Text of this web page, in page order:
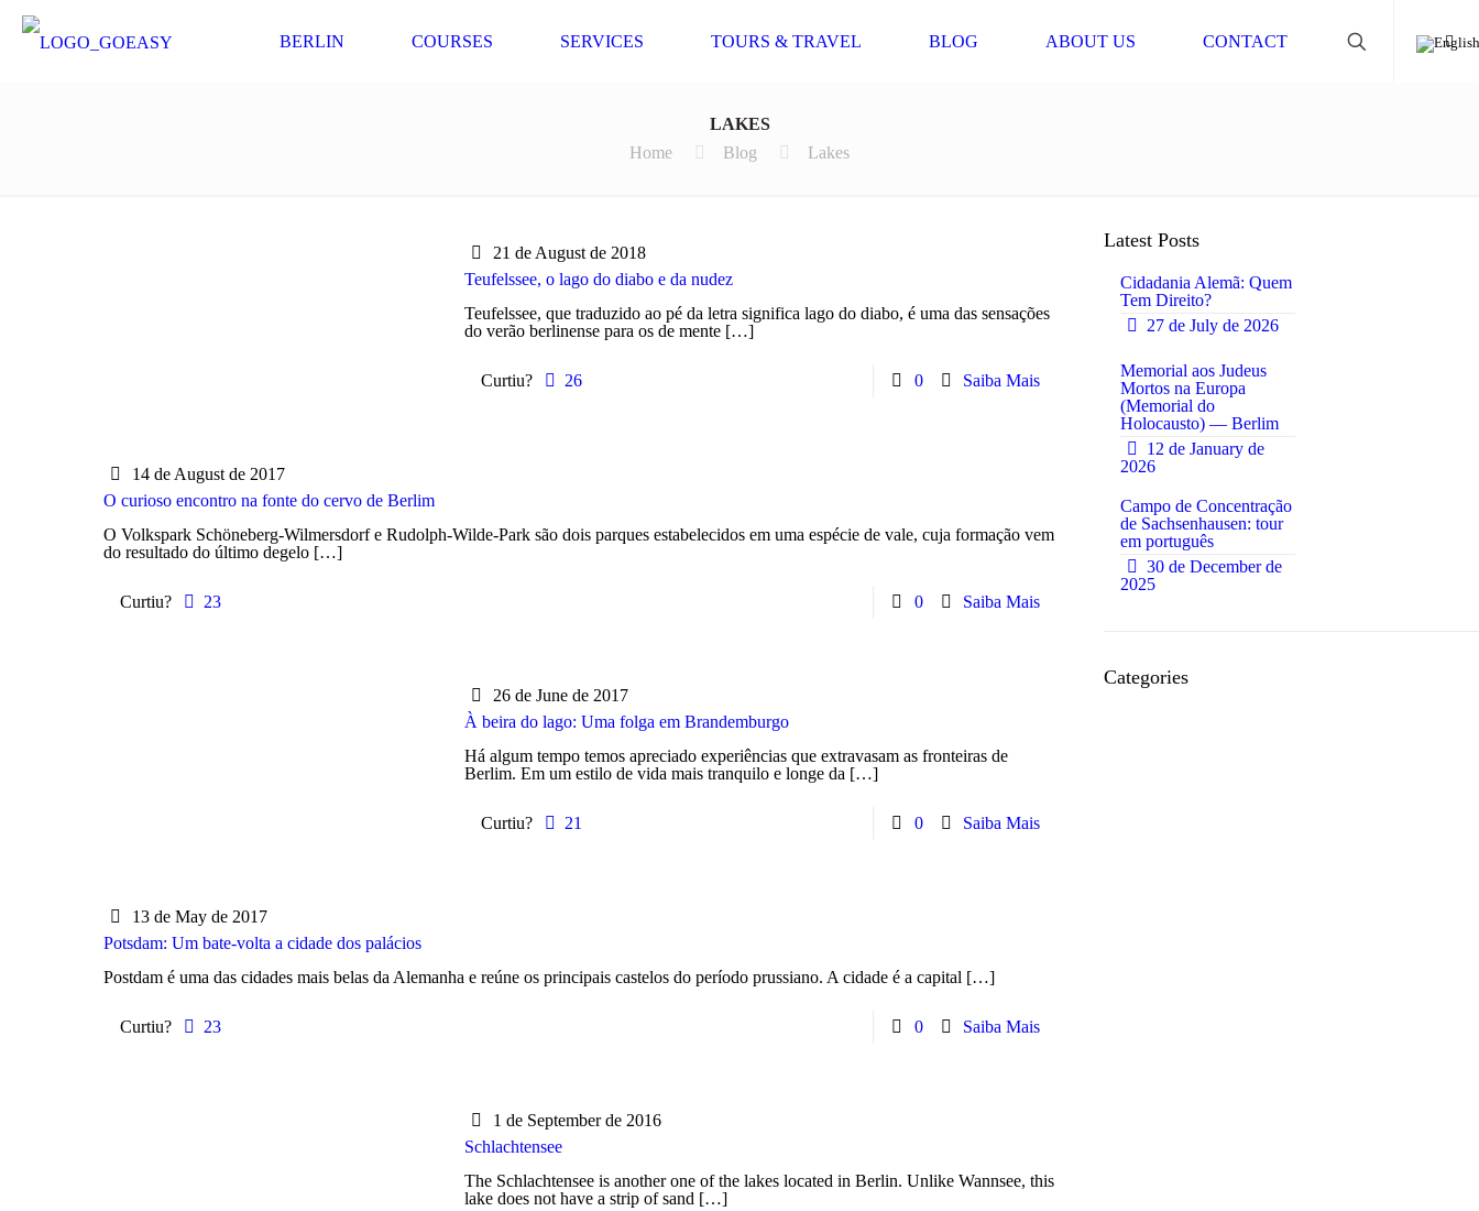
BERLIN COURSES SERVICES TOURS & TRAVEL BLOG ABOUT US CONTACT
LAKES
Home
Blog Lakes
21 de August de 2018
Teufelssee, o lago do diabo e da nudez
Teufelssee, que traduzido ao pé da letra significa lago do diabo, é uma das sensações
do verão berlinense para os de mente[…]
Curtiu? 26 0 Saiba Mais
14 de August de 2017
O curioso encontro na fonte do cervo de Berlim
O Volkspark Schöneberg-Wilmersdorf e Rudolph-Wilde-Park são dois parques estabelecidos em uma espécie de vale, cuja formação vem
do resultado do último degelo […]
Curtiu? 23 0 Saiba Mais
26 de June de 2017
À beira do lago: Uma folga em Brandemburgo
Há algum tempo temos apreciado experiências que extravasam as fronteiras de
Berlim. Em um estilo de vida mais tranquilo e longe da […]
Curtiu? 21 0 Saiba Mais
13 de May de 2017
Potsdam: Um bate-volta a cidade dos palácios
Postdam é uma das cidades mais belas da Alemanha e reúne os principais castelos do período prussiano. A cidade é a capital […]
Curtiu? 23 0 Saiba Mais
1 de September de 2016
Schlachtensee
The Schlachtensee is another one of the lakes located in Berlin. Unlike Wannsee, this
lake does not have a strip of sand […]
Latest Posts
Cidadania Alemã: Quem
Tem Direito?
27 de July de 2026
Memorial aos Judeus
Mortos na Europa
(Memorial do
Holocausto) — Berlim
12 de January de
2026
Campo de Concentração
de Sachsenhausen: tour
em português
30 de December de
2025
Categories